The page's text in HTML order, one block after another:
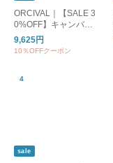
ORCIVAL｜【SALE 3
0%OFF】キャンバス
トートバッグM or-h02
84kwc
9,625円
10％OFFクーポン
sale